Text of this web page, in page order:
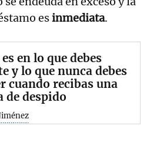
esinmediata.
en lo que debes
y lo que nunca debes
cuando recibas una
de despido